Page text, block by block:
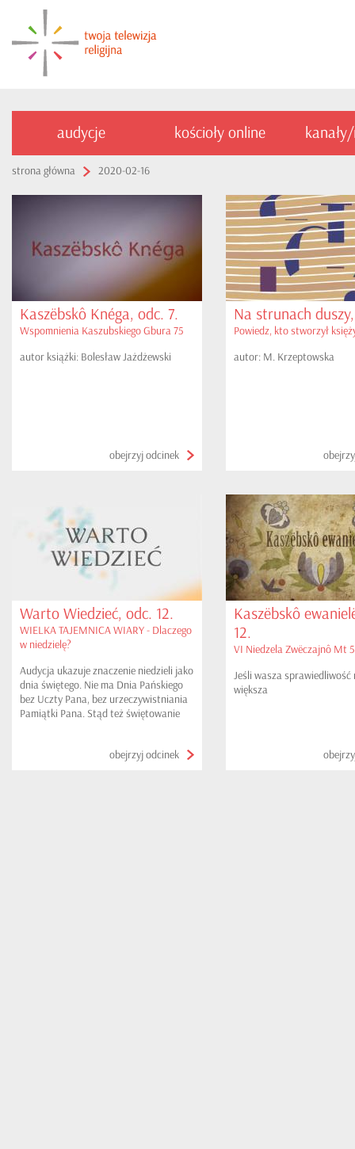
audycje kościoły online
strona główna 2020-02-16
Kaszëbskô Knéga, odc. 7.
Wspomnienia Kaszubskiego Gbura 75
autor książki: Bolesław Jażdżewski
obejrzyj odcinek
Na strunach
Powiedz, kto stworzył
autor: M. Krzeptowska
Warto Wiedzieć, odc. 12.
WIELKA TAJEMNICA WIARY - Dlaczego
w niedzielę?
Audycja ukazuje znaczenie niedzieli jako
dnia świętego. Nie ma Dnia Pańskiego
bez Uczty Pana, bez urzeczywistniania
Pamiątki Pana. Stąd też świętowanie
obejrzyj odcinek
Kaszëbskô
12.
VI Niedzela Zwëczajnô Mt
Jeśli wasza sprawiedliwość
większa